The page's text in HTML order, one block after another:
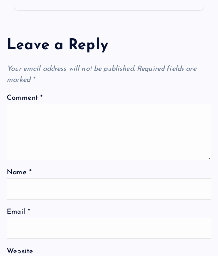
Leave a Reply
Your email address will not be published. Required fields are
marked *
Comment*
Name *
Email *
Website